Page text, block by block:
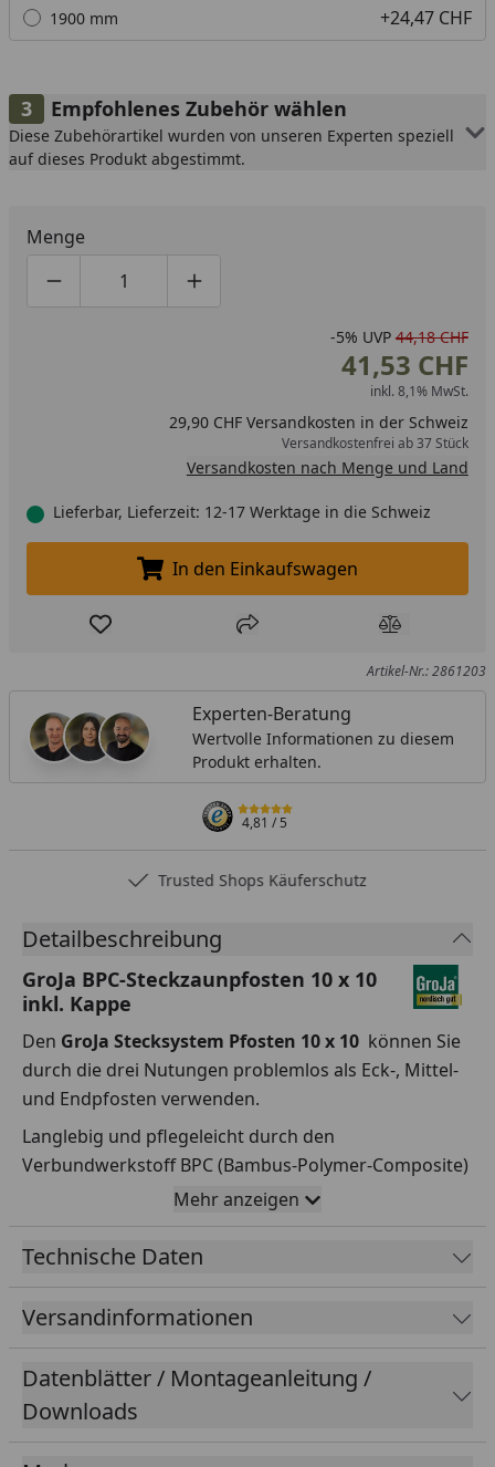
1900 mm +24,47 CHF
Empfohlenes Zubehör wählen
Diese Zubehörartikel wurden von unseren Experten speziell
auf dieses Produkt abgestimmt.
Menge
Produktmenge um eins verringern
Produktmenge manuell eingeben
Produktmenge um eins erhöhen
-5% UVP 44,18 CHF
41,53 CHF
inkl. 8,1% MwSt.
29,90 CHF Versandkosten in der Schweiz
Versandkostenfrei ab 37 Stück
Versandkosten nach Menge und Land
Lieferbar, Lieferzeit: 12-17 Werktage in die Schweiz
In den Einkaufswagen legen
In den Einkaufswagen
Produkt zur Wunschliste hinzufügen
Teilen Produkt
Artikel-Nr.: 2861203
Experten-Beratung
Wertvolle Informationen zu diesem
Produkt erhalten.
4,81/ 5
Trusted Shops Käuferschutz
Detailbeschreibung
GroJa BPC-Steckzaunpfosten 10 x 10
inkl. Kappe
Den GroJa Stecksystem Pfosten 10 x 10 können Sie
durch die drei Nutungen problemlos als Eck-, Mittel-
und Endpfosten verwenden.
Langlebig und pflegeleicht durch den
Verbundwerkstoff BPC (Bambus-Polymer-Composite)
der auch ökologisch eine sehr wichtige Rolle spielt:
Bambus ist als eine der am schnellsten
nachwachsenden Pflanzen der Welt bekannt.
Farben:Anthrazitgrau, Terra
Pfostenlängen zum Einbetonieren
(teilummantelt):
1500 mm, 2400 mm
Bitte beachten Sie, dass nur der Stahlkern
einbetoniert wird. Der Stahlkern ist länger als die
BPC-Ummantelung.
Mehr anzeigen
Technische Daten
Versandinformationen
Datenblätter / Montageanleitung /
Downloads